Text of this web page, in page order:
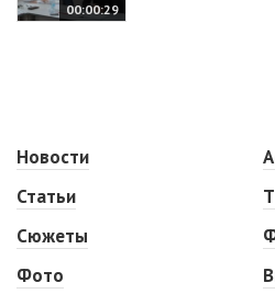
00:00:29
Новости
Статьи
Сюжеты
Фото